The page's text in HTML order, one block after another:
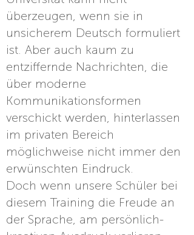
überzeugen, wenn sie in
unsicherem Deutsch formuliert
ist. Aber auch kaum zu
entziffernde Nachrichten, die
über moderne
Kommunikationsformen
verschickt werden, hinterlassen
im privaten Bereich
möglichweise nicht immer den
erwünschten Eindruck.
Doch wenn unsere Schüler bei
diesem Training die Freude an
der Sprache, am persönlich-